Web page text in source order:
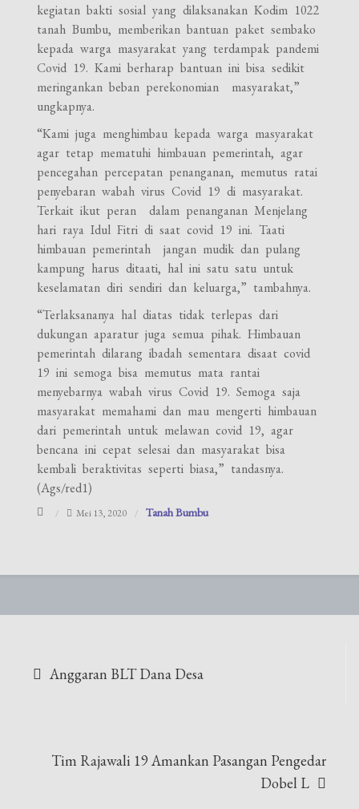
kegiatan bakti sosial yang dilaksanakan Kodim 1022
tanah Bumbu, memberikan bantuan paket sembako
kepada warga masyarakat yang terdampak pandemi
Covid 19. Kami berharap bantuan ini bisa sedikit
meringankan beban perekonomian masyarakat,”
ungkapnya.
“Kami juga menghimbau kepada warga masyarakat
agar tetap mematuhi himbauan pemerintah, agar
pencegahan percepatan penanganan, memutus ratai
penyebaran wabah virus Covid 19 di masyarakat.
Terkait ikut peran dalam penanganan Menjelang
hari raya Idul Fitri di saat covid 19 ini. Taati
himbauan pemerintah jangan mudik dan pulang
kampung harus ditaati, hal ini satu satu untuk
keselamatan diri sendiri dan keluarga,” tambahnya.
“Terlaksananya hal diatas tidak terlepas dari
dukungan aparatur juga semua pihak. Himbauan
pemerintah dilarang ibadah sementara disaat covid
19 ini semoga bisa memutus mata rantai
menyebarnya wabah virus Covid 19. Semoga saja
masyarakat memahami dan mau mengerti himbauan
dari pemerintah untuk melawan covid 19, agar
bencana ini cepat selesai dan masyarakat bisa
kembali beraktivitas seperti biasa,” tandasnya.
(Ags/red1)
Mei 13, 2020 Tanah Bumbu
pos
Anggaran BLT Dana Desa
Tim Rajawali 19 Amankan Pasangan Pengedar
Dobel L